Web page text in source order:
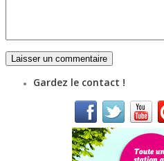
Gardez le contact !